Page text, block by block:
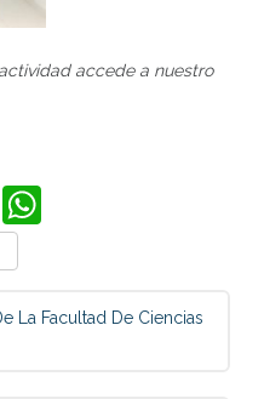
accede a nuestro
WhatsApp
La Facultad De Ciencias